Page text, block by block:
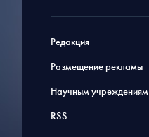
Редакция
Размещение рекламы
Научным учреждениям
RSS